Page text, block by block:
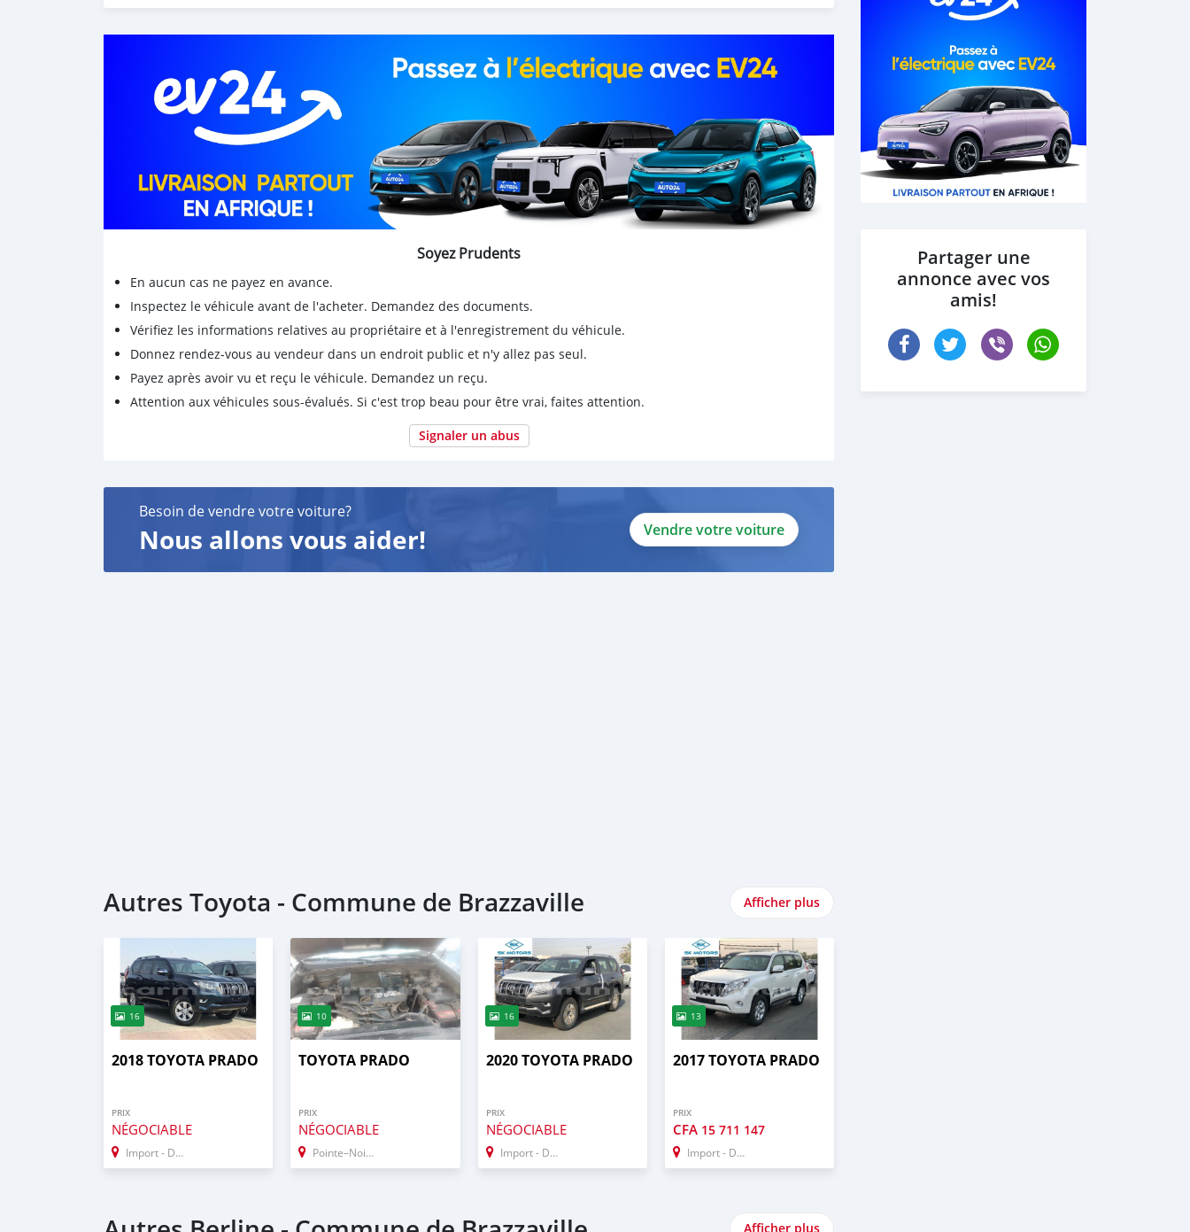
Soyez Prudents
En aucun cas ne payez en avance.
Inspectez le véhicule avant de l'acheter. Demandez des documents.
Vérifiez les informations relatives au propriétaire et à l'enregistrement du véhicule.
Donnez rendez-vous au vendeur dans un endroit public et n'y allez pas seul.
Payez après avoir vu et reçu le véhicule. Demandez un reçu.
Attention aux véhicules sous-évalués. Si c'est trop beau pour être vrai, faites attention.
Signaler un abus
Besoin de vendre votre voiture?
Nous allons vous aider! Vendre votre voiture
Autres Toyota - Commune de Brazzaville Afficher plus
16
2018 TOYOTA PRADO
PRIX
NÉGOCIABLE
Import - Dubai
10
TOYOTA PRADO
PRIX
NÉGOCIABLE
Pointe–Noire
16
2020 TOYOTA PRADO
PRIX
NÉGOCIABLE
Import - Dubai
13
2017 TOYOTA PRADO
PRIX
CFA 15 711 147
Import - Dubai
Afficher plus
Partager une
annonce avec vos
amis!